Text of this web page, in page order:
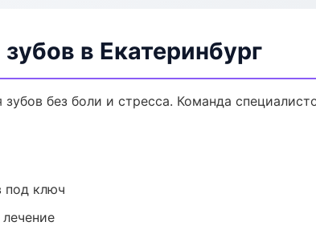
в Екатеринбург
без боли и стресса. Команда
под ключ